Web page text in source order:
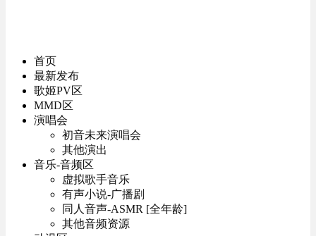
首页
最新发布
歌姬PV区
MMD区
演唱会
初音未来演唱会
其他演出
音乐-音频区
虚拟歌手音乐
有声小说-广播剧
同人音声-ASMR [全年龄]
其他音频资源